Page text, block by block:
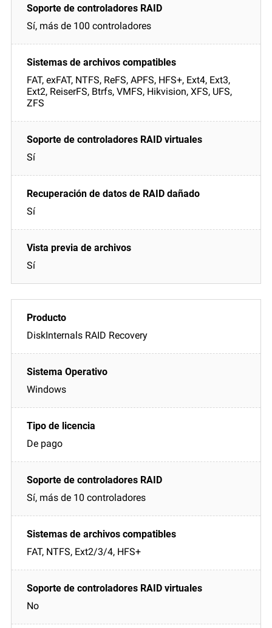
Sí, más de 100 controladores
FAT, exFAT, NTFS, ReFS, APFS, HFS+, Ext4, Ext3,
Ext2, ReiserFS, Btrfs, VMFS, Hikvision, XFS, UFS,
ZFS
Sí
Sí
Sí
DiskInternals RAID Recovery
Windows
De pago
Sí, más de 10 controladores
FAT, NTFS, Ext2/3/4, HFS+
No